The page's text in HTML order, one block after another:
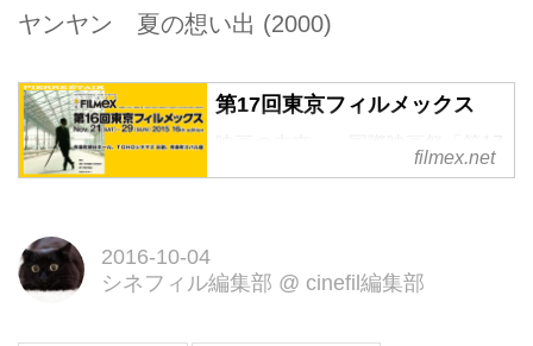
ヤンヤン 夏の想い出 (2000)
第17回東京フィルメックス
回東京フィルメックス」公式サイ
filmex.net
2016-10-04
シネフィル編集部 @ cinefil編集部